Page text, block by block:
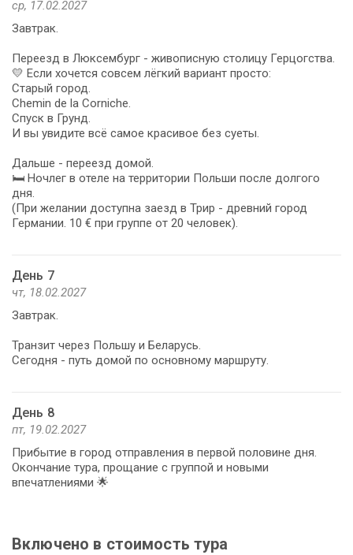
ср, 17.02.2027
Завтрак.
Переезд в Люксембург - живописную столицу Герцогства.
💛 Если хочется совсем лёгкий вариант просто:
Старый город.
Chemin de la Corniche.
Спуск в Грунд.
И вы увидите всё самое красивое без суеты.
Дальше - переезд домой.
🛏️ Ночлег в отеле на территории Польши после долгого
дня.
(При желании доступна заезд в Трир - древний город
Германии. 10 € при группе от 20 человек).
День 7
чт, 18.02.2027
Завтрак.
Транзит через Польшу и Беларусь.
Сегодня - путь домой по основному маршруту.
День 8
пт, 19.02.2027
Прибытие в город отправления в первой половине дня.
Окончание тура, прощание с группой и новыми
впечатлениями 🌟
Включено в стоимость тура